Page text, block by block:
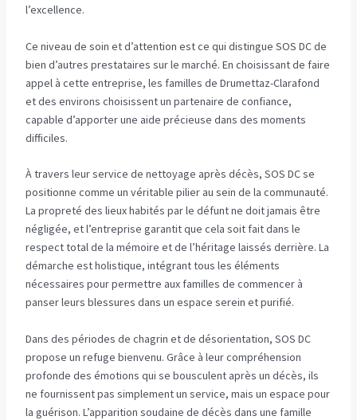
l’excellence.
Ce niveau de soin et d’attention est ce qui distingue SOS DC de
bien d’autres prestataires sur le marché. En choisissant de faire
appel à cette entreprise, les familles de Drumettaz-Clarafond
et des environs choisissent un partenaire de confiance,
capable d’apporter une aide précieuse dans des moments
difficiles.
À travers leur service de nettoyage après décès, SOS DC se
positionne comme un véritable pilier au sein de la communauté.
La propreté des lieux habités par le défunt ne doit jamais être
négligée, et l’entreprise garantit que cela soit fait dans le
respect total de la mémoire et de l’héritage laissés derrière. La
démarche est holistique, intégrant tous les éléments
nécessaires pour permettre aux familles de commencer à
panser leurs blessures dans un espace serein et purifié.
Dans des périodes de chagrin et de désorientation, SOS DC
propose un refuge bienvenu. Grâce à leur compréhension
profonde des émotions qui se bousculent après un décès, ils
ne fournissent pas simplement un service, mais un espace pour
la guérison. L’apparition soudaine de décès dans une famille